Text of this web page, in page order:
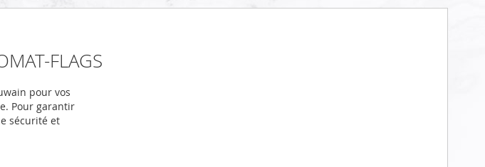
FLAGS
pour vos
Pour garantir
sécurité et